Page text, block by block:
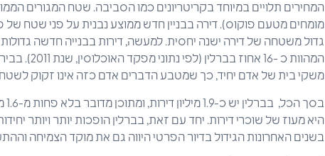
מומחים מטעם פוקוס). דירה בבניין חדש ממוצע נבנית על פני שטח
גדול משטחה של דירה ישנה יחסית. למעשה, דירות בבנייה חדשה
משקי בית של אדם יחיד, כך שמטבע הדברים אדם כזה אינו זקוק לשטח
היא מעוז של שוכרי דירות. יחד עם זאת, בברלין הופכות יותר ויותר
בשנים האחרונות הגידול בדיור הפרטי היווה גם את מוקד הצמיחה